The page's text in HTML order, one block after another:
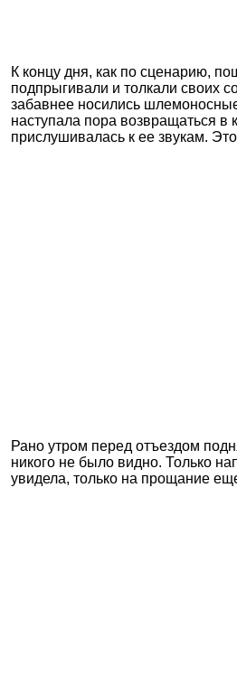
К концу дня, как по сценарию,
подпрыгивали и толкали своих
забавнее носились
наступала пора возвращаться
прислушивалась к ее звукам.
Рано утром перед отъездом
никого не было видно. Только
увидела, только на прощание